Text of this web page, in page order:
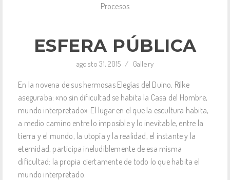
Procesos
ESFERA PÚBLICA
agosto 31, 2015 / Gallery
En la novena de sus hermosas Elegías del Duino, Rilke
aseguraba: «no sin dificultad se habita la Casa del Hombre,
mundo interpretado». El lugar en el que la escultura habita,
a medio camino entre lo imposible y lo inevitable, entre la
tierra y el mundo, la utopía y la realidad, el instante y la
eternidad, participa ineludiblemente de esa misma
dificultad: la propia ciertamente de todo lo que habita el
mundo interpretado.